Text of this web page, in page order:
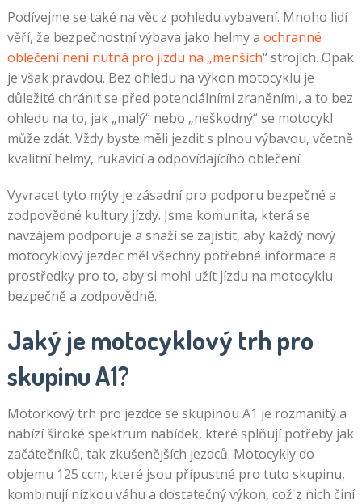
Podívejme se také na věc z pohledu vybavení. Mnoho lidí
věří, že bezpečnostní výbava jako helmy a ochranné
oblečení není nutná pro jízdu na „menších“ strojích. Opak
je však pravdou. Bez ohledu na výkon motocyklu je
důležité chránit se před potenciálními zraněními, a to bez
ohledu na to, jak „malý“ nebo „neškodný“ se motocykl
může zdát. Vždy byste měli jezdit s plnou výbavou, včetně
kvalitní helmy, rukavicí a odpovídajícího oblečení.
Vyvracet tyto mýty je zásadní pro podporu bezpečné a
zodpovědné kultury jízdy. Jsme komunita, která se
navzájem podporuje a snaží se zajistit, aby každý nový
motocyklový jezdec měl všechny potřebné informace a
prostředky pro to, aby si mohl užít jízdu na motocyklu
bezpečně a zodpovědně.
Jaký je motocyklový trh pro
skupinu A1?
Motorkový trh pro jezdce se skupinou A1 je rozmanitý a
nabízí široké spektrum nabídek, které splňují potřeby jak
začátečníků, tak zkušenějších jezdců. Motocykly do
objemu 125 ccm, které jsou přípustné pro tuto skupinu,
kombinují nízkou váhu a dostatečný výkon, což z nich činí